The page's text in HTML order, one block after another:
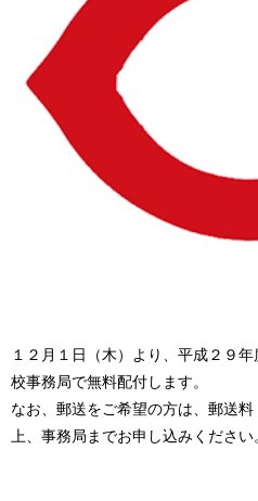
１２月１日（木）より、平成２９
校事務局で無料配付します。
なお、郵送をご希望の方は、郵送
上、事務局までお申し込みください